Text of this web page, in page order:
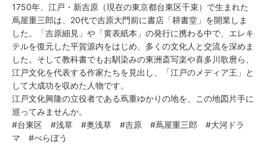
1750年、江戸・新吉原（現在の東京都台東区千束）で生まれた
蔦屋重三郎は、20代で吉原大門前に書店「耕書堂」を開業しま
した。「吉原細見」や「黄表紙本」の発行に携わる中で、エレキ
テルを復元した平賀源内をはじめ、多くの文化人と交流を深めま
した。そして教科書でもお馴染みの東洲斎写楽や喜多川歌麿ら、
江戸文化を代表する作家たちを見出し、「江戸のメディア王」と
して大成功を収めた人物です。
江戸文化興隆の立役者である蔦重ゆかりの地を、この地図片手に
巡ってみませんか。
#台東区 #浅草 #奥浅草 #吉原 #蔦屋重三郎 #大河ドラ
マ #べらぼう